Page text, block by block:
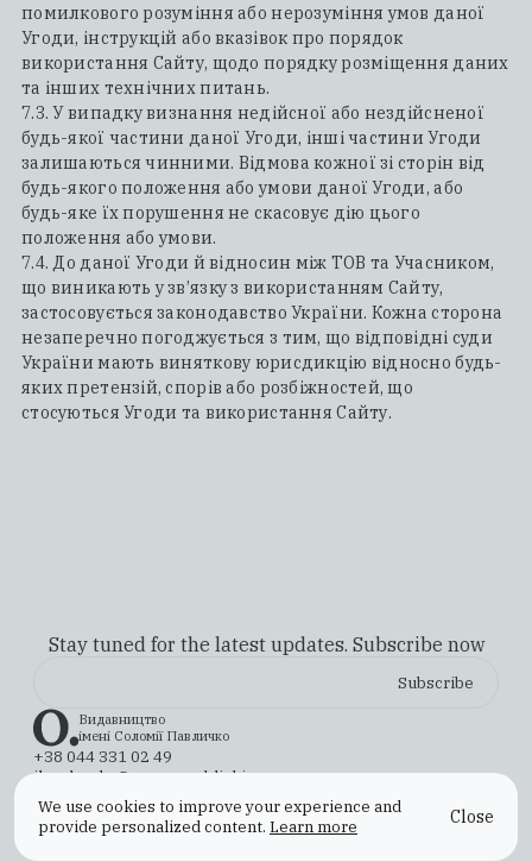
помилкового розуміння або нерозуміння умов даної
Угоди, інструкцій або вказівок про порядок
використання Сайту, щодо порядку розміщення даних
та інших технічних питань.
7.3. У випадку визнання недійсної або нездійсненої
будь-якої частини даної Угоди, інші частини Угоди
залишаються чинними. Відмова кожної зі сторін від
будь-якого положення або умови даної Угоди, або
будь-яке їх порушення не скасовує дію цього
положення або умови.
7.4. До даної Угоди й відносин між ТОВ та Учасником,
що виникають у зв’язку з використанням Сайту,
застосовується законодавство України. Кожна сторона
незаперечно погоджується з тим, що відповідні суди
України мають виняткову юрисдикцію відносно будь-
яких претензій, спорів або розбіжностей, що
стосуються Угоди та використання Сайту.
Stay tuned for the latest updates. Subscribe now
Видавництво
імені Соломії Павличко
+38 044 331 02 49
ilovebooks@osnovypublishing.com
Instagram
YouTube X (Twitter)
Facebook
Payment & ShippingReturns & ExchangesOffer Agreement
Privacy Policy
We use cookies to improve your experience and
provide personalized content. Learn more Close